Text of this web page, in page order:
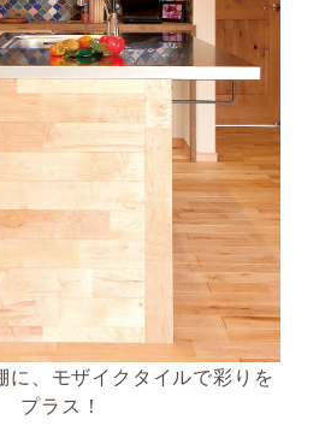
に、モザイクタイルで彩りを
プラス！